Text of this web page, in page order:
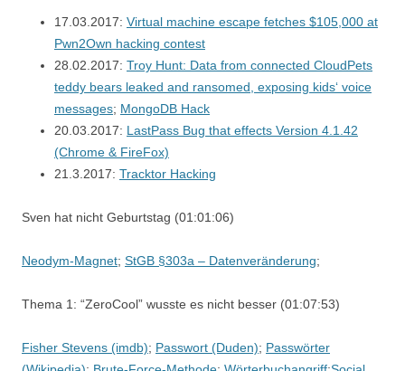
17.03.2017: Virtual machine escape fetches $105,000 at
Pwn2Own hacking contest
28.02.2017: Troy Hunt: Data from connected CloudPets
teddy bears leaked and ransomed, exposing kids‘ voice
messages; MongoDB Hack
20.03.2017: LastPass Bug that effects Version 4.1.42
(Chrome & FireFox)
21.3.2017: Tracktor Hacking
Sven hat nicht Geburtstag (01:01:06)
Neodym-Magnet; StGB §303a – Datenveränderung;
Thema 1: “ZeroCool” wusste es nicht besser (01:07:53)
Fisher Stevens (imdb); Passwort (Duden); Passwörter